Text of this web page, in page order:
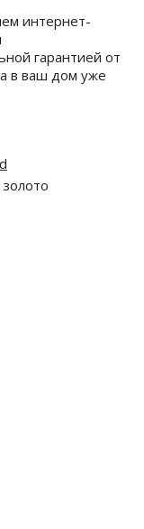
интернет-
гарантией от
в ваш дом уже